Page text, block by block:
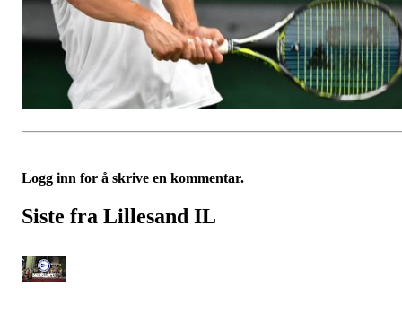
Logg inn for å skrive en kommentar.
Siste fra Lillesand IL